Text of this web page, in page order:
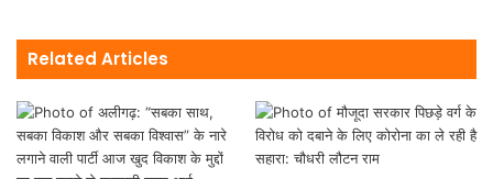
Related Articles